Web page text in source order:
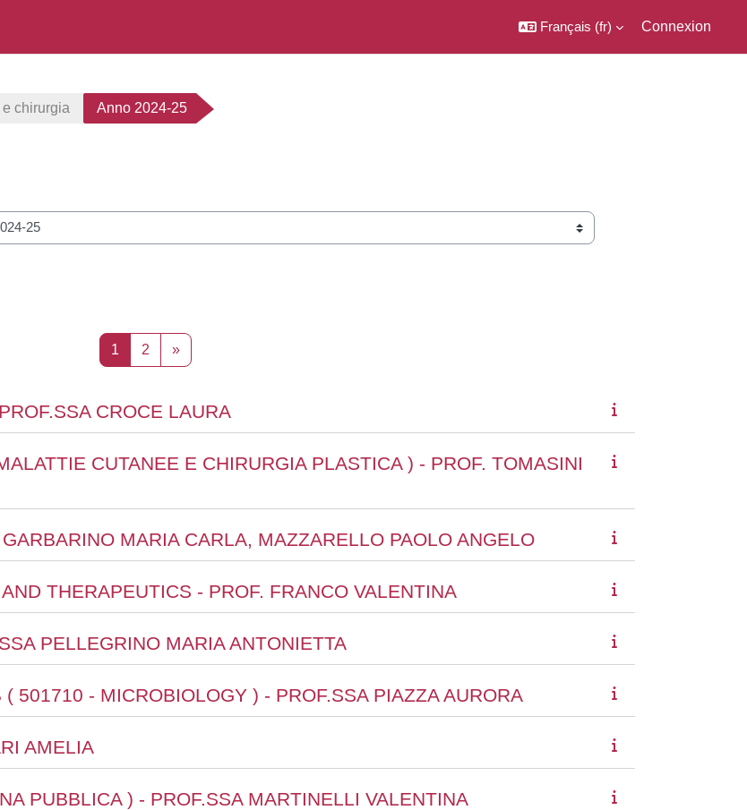
Français ‎(fr)‎ Connexion
chirurgia Anno 2024-25
1 Page 1
2Page 2
»Page suivante
CROCE LAURA
CUTANEE E CHIRURGIA PLASTICA ) - PROF. TOMASINI
MARIA CARLA, MAZZARELLO PAOLO ANGELO
THERAPEUTICS - PROF. FRANCO VALENTINA
PELLEGRINO MARIA ANTONIETTA
501710 - MICROBIOLOGY ) - PROF.SSA PIAZZA AURORA
AMELIA
PUBBLICA ) - PROF.SSA MARTINELLI VALENTINA